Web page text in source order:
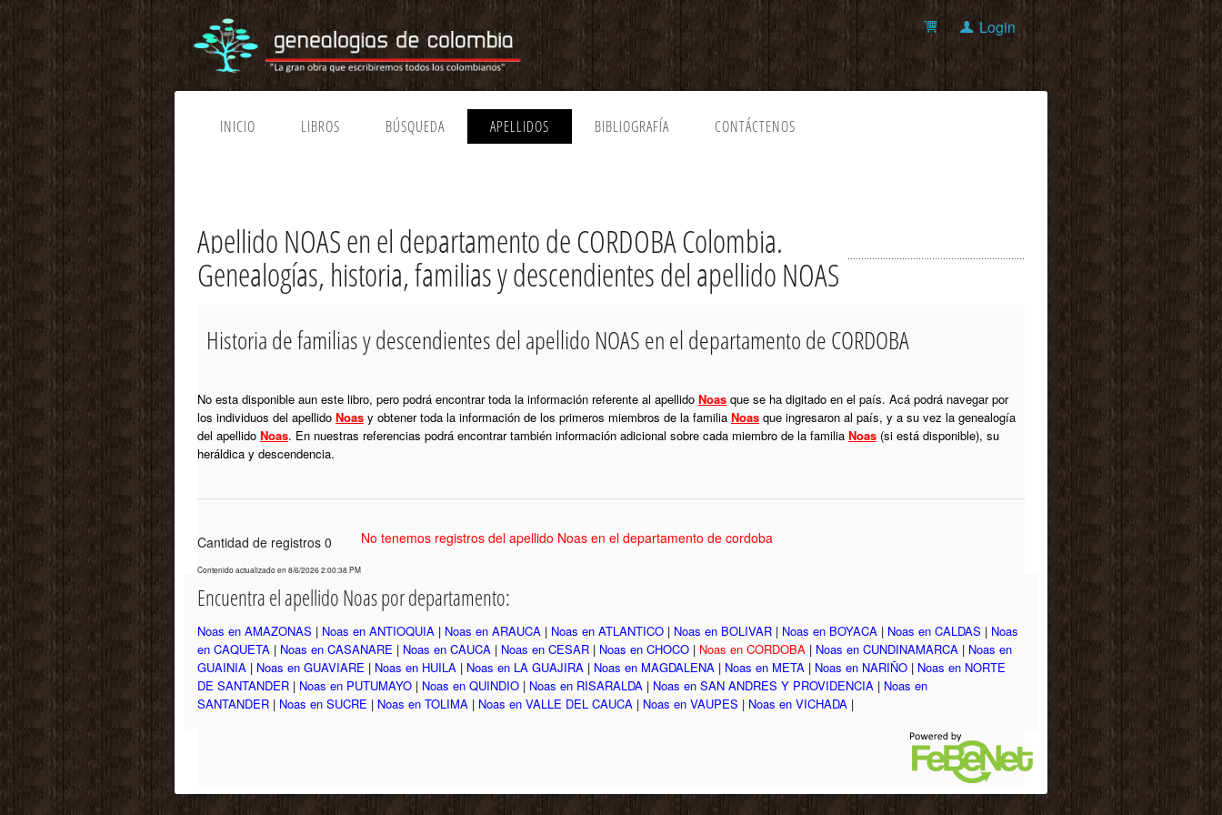
Login
INICIO LIBROS BÚSQUEDA APELLIDOS BIBLIOGRAFÍA CONTÁCTENOS
Apellido NOAS en el departamento de CORDOBA Colombia.
Genealogías, historia, familias y descendientes del apellido NOAS
Historia de familias y descendientes del apellido NOAS en el departamento de CORDOBA
No esta disponible aun este libro, pero podrá encontrar toda la información referente al apellido Noas que se ha digitado en el país. Acá podrá navegar por
los individuos del apellido Noas y obtener toda la información de los primeros miembros de la familia Noas que ingresaron al país, y a su vez la genealogía
del apellido Noas. En nuestras referencias podrá encontrar también información adicional sobre cada miembro de la familia Noas (si está disponible), su
heráldica y descendencia.
No tenemos registros del apellido Noas en el departamento de cordoba
Cantidad de registros 0
Contenido actualizado en 8/6/2026 2:00:38 PM
Encuentra el apellido Noas por departamento:
Noas en AMAZONAS | Noas en ANTIOQUIA | Noas en ARAUCA | Noas en ATLANTICO | Noas en BOLIVAR | Noas en BOYACA | Noas en CALDAS | Noas
en CAQUETA | Noas en CASANARE | Noas en CAUCA | Noas en CESAR | Noas en CHOCO | Noas en CORDOBA | Noas en CUNDINAMARCA | Noas en
GUAINIA | Noas en GUAVIARE | Noas en HUILA | Noas en LA GUAJIRA | Noas en MAGDALENA | Noas en META | Noas en NARIÑO | Noas en NORTE
DE SANTANDER | Noas en PUTUMAYO | Noas en QUINDIO | Noas en RISARALDA | Noas en SAN ANDRES Y PROVIDENCIA | Noas en
SANTANDER | Noas en SUCRE | Noas en TOLIMA | Noas en VALLE DEL CAUCA | Noas en VAUPES | Noas en VICHADA |